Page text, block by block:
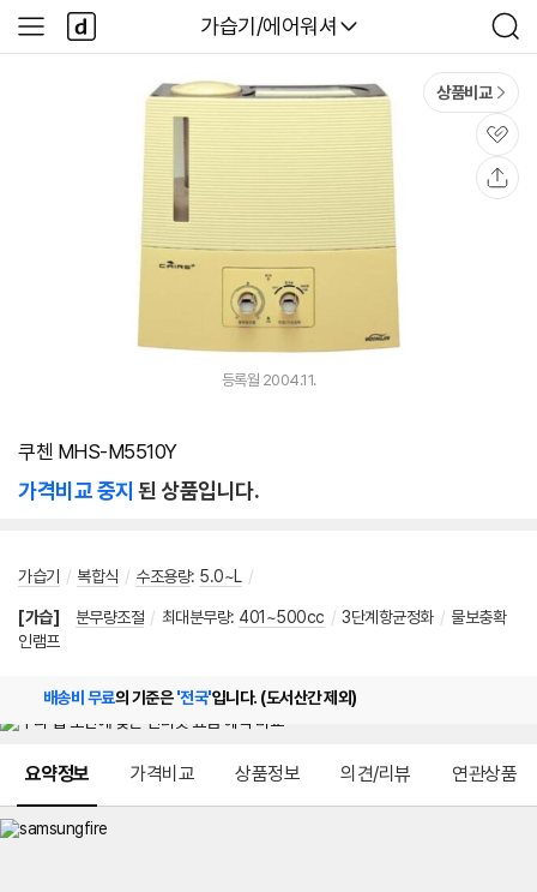
다나와
가습기/에어워셔
검
색
사
이
다
나
와
상품비교
관
심
등록월 2004.11.
쿠첸 MHS-M5510Y
가격비교 중지 된 상품입니다.
가습기 / 복합식 / 수조용량: 5.0~L /
[가습] 분무량조절 / 최대분무량: 401~500cc / 3단계항균정화 / 물보충확
인램프
배송비 무료의 기준은'전국'입니다. (도서산간 제외)
요약정보 가격비교 상품정보 의견/리뷰 연관상품